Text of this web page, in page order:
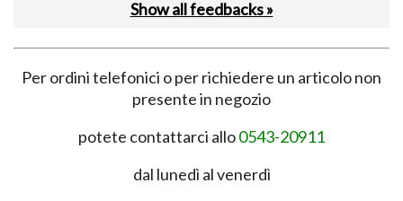
Show all feedbacks »
Per ordini telefonici o per richiedere un articolo non
presente in negozio
potete contattarci allo0543-20911
dal lunedì al venerdì